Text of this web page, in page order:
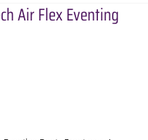
Air Flex Eventing